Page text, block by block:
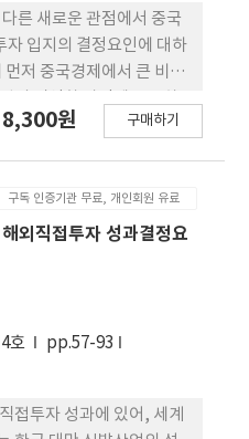
영향을 미치지 않는 것으로
비재벌기업으로 구분하
, 재벌기업의 경우 사외이
접투자에 유의한 정의 관
경우 사외이사의 해외경
한 정의 관계를 갖는 것으
른 새로운 관점에서 중국
자 입지의 결정요인에 대하
저 중국경제에서 큰 비중
영기업에서 완전한 민영기
속성을 분석한 후 이들이
있어서 입지결정에 영향을
, 전략적 자산, 위험부담,
설을 설정하고 관련 2차
통하여 가설을 검증하였
POEs보다 천연자원과 전
고 있는 것으로 나타났다.
8,300원 구매하기
구독 인증기관 무료, 개인회원 유료
외직접투자 성과결정요
호
pp.57-93
접투자 성과에 있어, 세계